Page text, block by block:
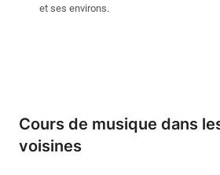
et ses environs.
Cours de musique dans
voisines